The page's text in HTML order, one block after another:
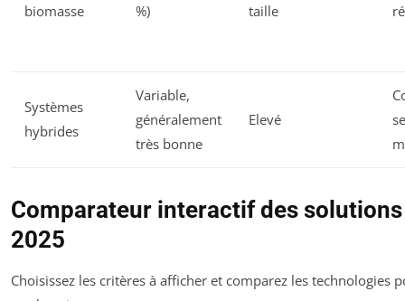
biomasse
%)
taille
Systèmes
hybrides
Variable,
généralement
très bonne
Elevé
Comparateur interactif des
2025
Choisissez les critères à afficher et comparez les